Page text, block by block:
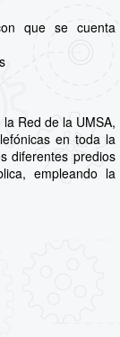
que se cuenta
Red de la UMSA,
en toda la
diferentes predios
empleando la